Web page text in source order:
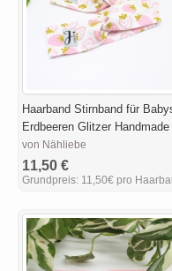
Haarband Stirnband für
Erdbeeren Glitzer Handmade
von Nähliebe
11,50 €
Grundpreis: 11,50€ pro